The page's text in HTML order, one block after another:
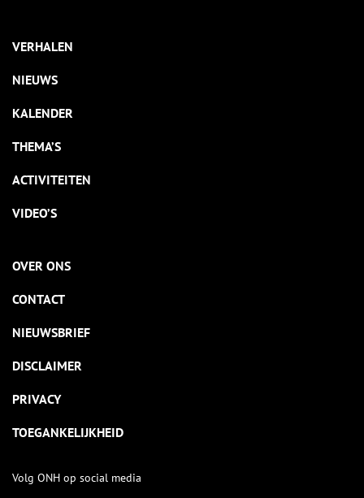
VERHALEN
NIEUWS
KALENDER
THEMA’S
ACTIVITEITEN
VIDEO’S
OVER ONS
CONTACT
NIEUWSBRIEF
DISCLAIMER
PRIVACY
TOEGANKELIJKHEID
Volg ONH op social media